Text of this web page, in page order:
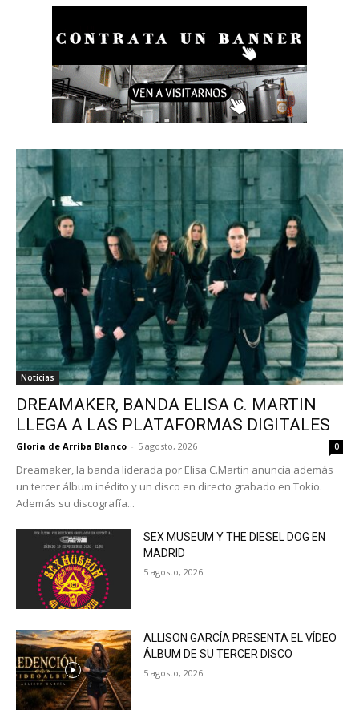
Noticias
DREAMAKER, BANDA ELISA C. MARTIN
LLEGA A LAS PLATAFORMAS DIGITALES
Gloria de Arriba Blanco - 5 agosto, 2026 0
Dreamaker, la banda liderada por Elisa C.Martin anuncia además
un tercer álbum inédito y un disco en directo grabado en Tokio.
Además su discografía...
SEX MUSEUM Y THE DIESEL DOG EN
MADRID
5 agosto, 2026
ALLISON GARCÍA PRESENTA EL VÍDEO
ÁLBUM DE SU TERCER DISCO
5 agosto, 2026